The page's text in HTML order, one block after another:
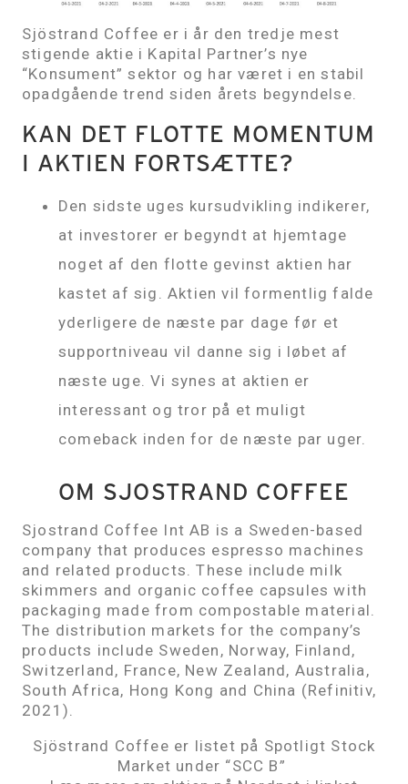
Sjöstrand Coffee er i år den tredje mest
stigende aktie i Kapital Partner’s nye
“Konsument” sektor og har været i en stabil
opadgående trend siden årets begyndelse.
KAN DET FLOTTE MOMENTUM
I AKTIEN FORTSÆTTE?
Den sidste uges kursudvikling indikerer,
at investorer er begyndt at hjemtage
noget af den flotte gevinst aktien har
kastet af sig. Aktien vil formentlig falde
yderligere de næste par dage før et
supportniveau vil danne sig i løbet af
næste uge. Vi synes at aktien er
interessant og tror på et muligt
comeback inden for de næste par uger.
OM SJOSTRAND COFFEE
Sjostrand Coffee Int AB is a Sweden-based
company that produces espresso machines
and related products. These include milk
skimmers and organic coffee capsules with
packaging made from compostable material.
The distribution markets for the company’s
products include Sweden, Norway, Finland,
Switzerland, France, New Zealand, Australia,
South Africa, Hong Kong and China (Refinitiv,
2021).
Sjöstrand Coffee er listet på Spotligt Stock
Market under “SCC B”